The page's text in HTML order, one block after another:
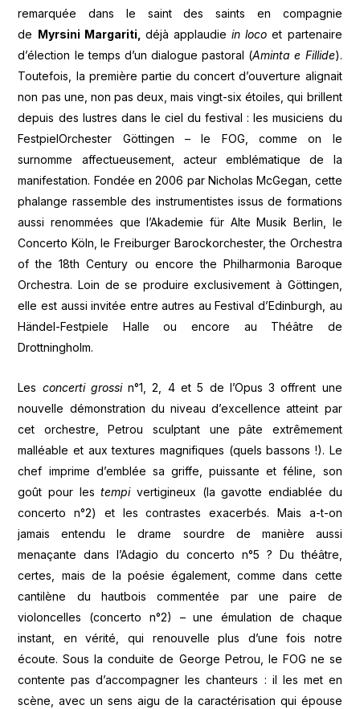
remarquée dans le saint des saints en compagnie
de Myrsini Margariti, déjà applaudiein loco et partenaire
d’élection le temps d’un dialogue pastoral (Aminta e Fillide).
Toutefois, la première partie du concert d’ouverture alignait
non pas une, non pas deux, mais vingt-six étoiles, qui brillent
depuis des lustres dans le ciel du festival : les musiciens du
FestpielOrchester Göttingen – le FOG, comme on le
surnomme affectueusement, acteur emblématique de la
manifestation. Fondée en 2006 par Nicholas McGegan, cette
phalange rassemble des instrumentistes issus de formations
aussi renommées que l’Akademie für Alte Musik Berlin, le
Concerto Köln, le Freiburger Barockorchester, the Orchestra
of the 18th Century ou encore the Philharmonia Baroque
Orchestra. Loin de se produire exclusivement à Göttingen,
elle est aussi invitée entre autres au Festival d’Edinburgh, au
Händel-Festpiele Halle ou encore au Théâtre de
Drottningholm.
Les concerti grossin°1, 2, 4 et 5 de l’Opus 3 offrent une
nouvelle démonstration du niveau d’excellence atteint par
cet orchestre, Petrou sculptant une pâte extrêmement
malléable et aux textures magnifiques (quels bassons !). Le
chef imprime d’emblée sa griffe, puissante et féline, son
goût pour lestempivertigineux (la gavotte endiablée du
concerto n°2) et les contrastes exacerbés. Mais a-t-on
jamais entendu le drame sourdre de manière aussi
menaçante dans l’Adagio du concerto n°5 ? Du théâtre,
certes, mais de la poésie également, comme dans cette
cantilène du hautbois commentée par une paire de
violoncelles (concerto n°2) – une émulation de chaque
instant, en vérité, qui renouvelle plus d’une fois notre
écoute. Sous la conduite de George Petrou, le FOG ne se
contente pas d’accompagner les chanteurs : il les met en
scène, avec un sens aigu de la caractérisation qui épouse